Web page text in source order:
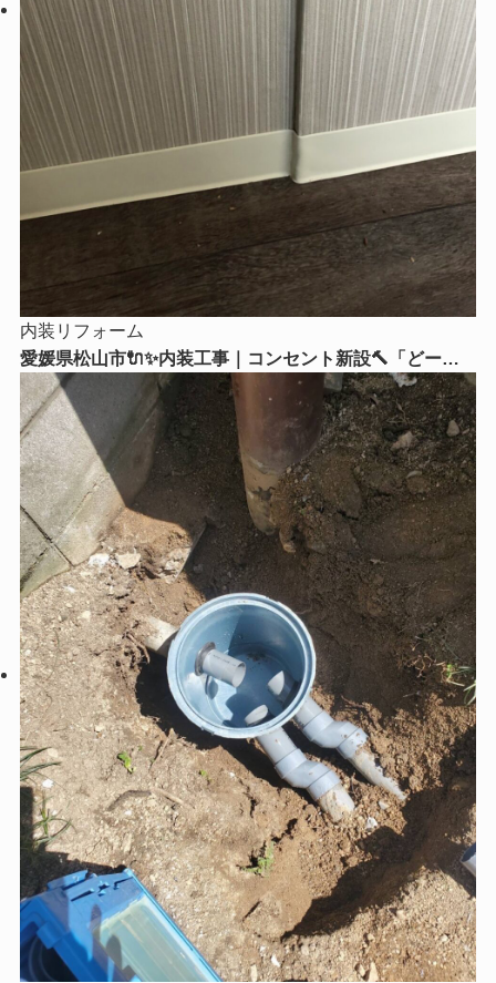
内装リフォーム
愛媛県松山市🔌✨内装工事｜コンセント新設🔨「どーー
してもここにコンセントが欲しい！」そんなお悩みはリ
フォームストアにご相談ください😊